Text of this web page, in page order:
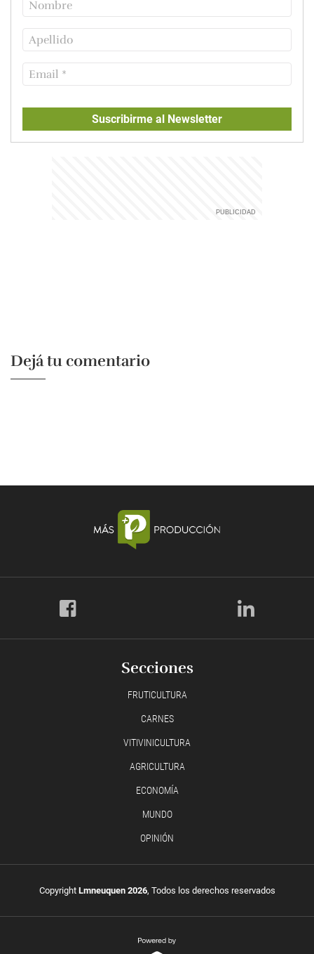
Suscribirme al Newsletter
Dejá tu comentario
Secciones
FRUTICULTURA
CARNES
VITIVINICULTURA
AGRICULTURA
ECONOMÍA
MUNDO
OPINIÓN
Copyright Lmneuquen 2026, Todos los derechos reservados